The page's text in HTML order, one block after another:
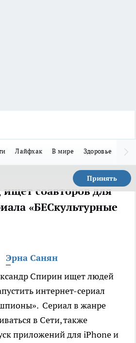
Лайфхак В мире Здоровье
Принять
соавторов для
«БЕСкультурные
Эрна Санян
Спирин ищет людей
интернет-сериал
Сериал в жанре
в Сети, также
приложений для iPhone и